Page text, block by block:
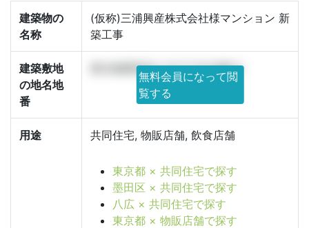
建築物の
名称
(仮称)三浦興産株式会社様マンション 新
築工事
建築敷地
の地名地
番
東京都墨田区八広2丁目18番14
無料会員になって閲
覧する
用途 共同住宅, 物販店舗, 飲食店舗
東京都 × 共同住宅で探す
墨田区 × 共同住宅で探す
八広 × 共同住宅で探す
東京都 × 物販店舗で探す